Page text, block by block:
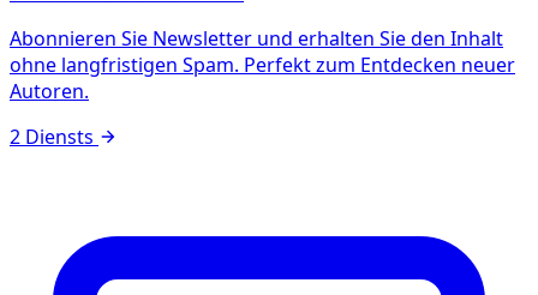
Abonnieren Sie Newsletter und erhalten Sie den Inhalt
ohne langfristigen Spam. Perfekt zum Entdecken neuer
Autoren.
2 Diensts